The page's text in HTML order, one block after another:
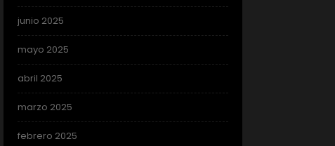
junio 2025
mayo 2025
abril 2025
marzo 2025
febrero 2025